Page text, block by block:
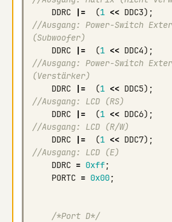
DDRC
|= (1 << DDC3);
//Ausgang: Power-Switch
(Subwoofer)
DDRC
|= (1 << DDC4);
//Ausgang: Power-Switch
(Verstärker)
DDRC
|= (1 << DDC5);
//Ausgang: LCD (RS)
DDRC
|= (1 << DDC6);
//Ausgang: LCD (R/W)
DDRC
|= (1 << DDC7);
//Ausgang: LCD (E)
DDRC = 0xff;
PORTC = 0x00;
/*Port D*/